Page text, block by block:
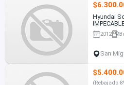
Hyundai
2012
San
(Rebajado